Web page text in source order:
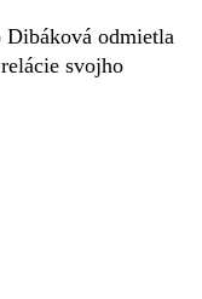
Dibáková odmietla
svojho